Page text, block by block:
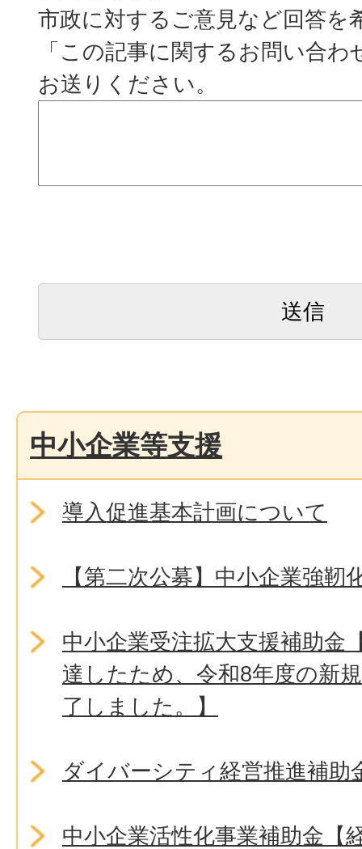
市政に対するご意見など回答を
「この記事に関するお問い合
お送りください。
中小企業等支援
導入促進基本計画について
【第二次公募】中小企業強靭
中小企業受注拡大支援補助金
達したため、令和8年度の新
了しました。】
ダイバーシティ経営推進補助
中小企業活性化事業補助金【